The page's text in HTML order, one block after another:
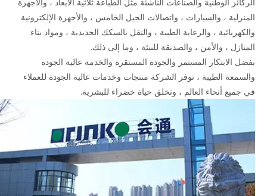
المنزلية ، والسيارات ، واتصالات الجيل الخامس ، والأجهزة الإلكترونية
والكهربائية ، والرعاية الطبية ، والنقل بالسكك الحديدية ، ومواد بناء
المنازل ، والأمن ، والصديقة للبيئة ، وما إلى ذلك.
بفضل الابتكار المستمر والجودة المستقرة والخدمة عالية الجودة
والسمعة الطيبة ، توفر الشركة منتجات وخدمات عالية الجودة للعملاء
في جميع أنحاء العالم ، وتخلق حياة خضراء للبشرية.